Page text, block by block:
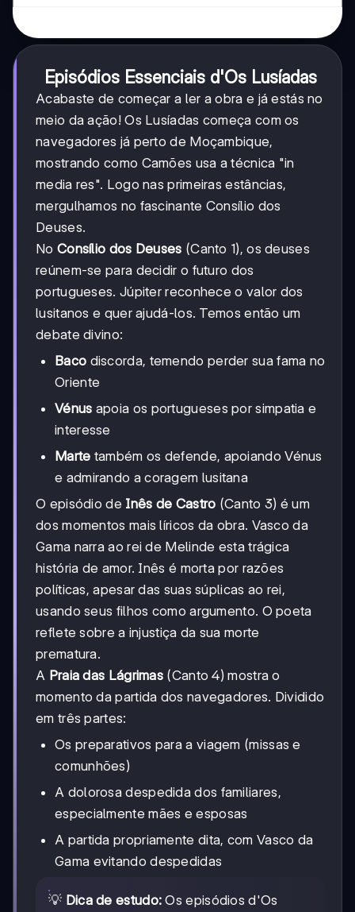
Episódios Essenciais d'Os Lusíadas
Acabaste de começar a ler a obra e já estás no
meio da ação! Os Lusíadas começa com os
navegadores já perto de Moçambique,
mostrando como Camões usa a técnica "in
media res". Logo nas primeiras estâncias,
mergulhamos no fascinante Consílio dos
Deuses.
No Consílio dos Deuses (Canto 1), os deuses
reúnem-se para decidir o futuro dos
portugueses. Júpiter reconhece o valor dos
lusitanos e quer ajudá-los. Temos então um
debate divino:
Baco discorda, temendo perder sua fama no
Oriente
Vénus apoia os portugueses por simpatia e
interesse
Marte também os defende, apoiando Vénus
e admirando a coragem lusitana
O episódio de Inês de Castro (Canto 3) é um
dos momentos mais líricos da obra. Vasco da
Gama narra ao rei de Melinde esta trágica
história de amor. Inês é morta por razões
políticas, apesar das suas súplicas ao rei,
usando seus filhos como argumento. O poeta
reflete sobre a injustiça da sua morte
prematura.
A Praia das Lágrimas (Canto 4) mostra o
momento da partida dos navegadores. Dividido
em três partes:
Os preparativos para a viagem (missas e
comunhões)
A dolorosa despedida dos familiares,
especialmente mães e esposas
A partida propriamente dita, com Vasco da
Gama evitando despedidas
💡 Dica de estudo: Os episódios d'Os